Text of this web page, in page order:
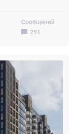
Сообщений
291